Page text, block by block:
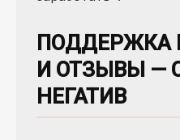
ПОДДЕРЖКА
И ОТЗЫВЫ —
НЕГАТИВ